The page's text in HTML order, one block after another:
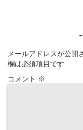
-
メールアドレスが公開
欄は必須項目です
コメント ※